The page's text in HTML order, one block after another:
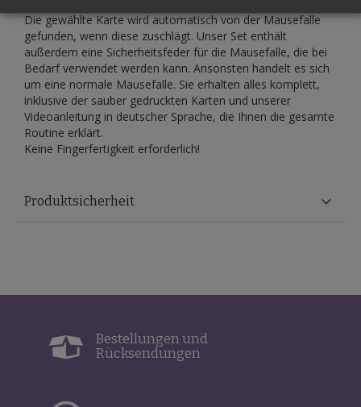
Die gewählte Karte wird automatisch von der Mausefalle
gefunden, wenn diese zuschlägt. Unser Set enthält
außerdem eine Sicherheitsfeder für die Mausefalle, die bei
Bedarf verwendet werden kann. Ansonsten handelt es sich
um eine normale Mausefalle. Sie erhalten alles komplett,
inklusive der sauber gedruckten Karten und unserer
Videoanleitung in deutscher Sprache, die Ihnen die gesamte
Routine erklärt.
Keine Fingerfertigkeit erforderlich!
Produktsicherheit
Bestellungen und
Rücksendungen